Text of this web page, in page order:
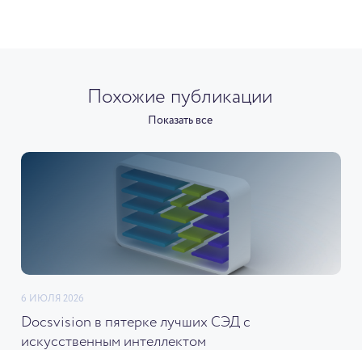
Похожие публикации
Показать все
6 ИЮЛЯ 2026
Docsvision в пятерке лучших СЭД с
искусственным интеллектом